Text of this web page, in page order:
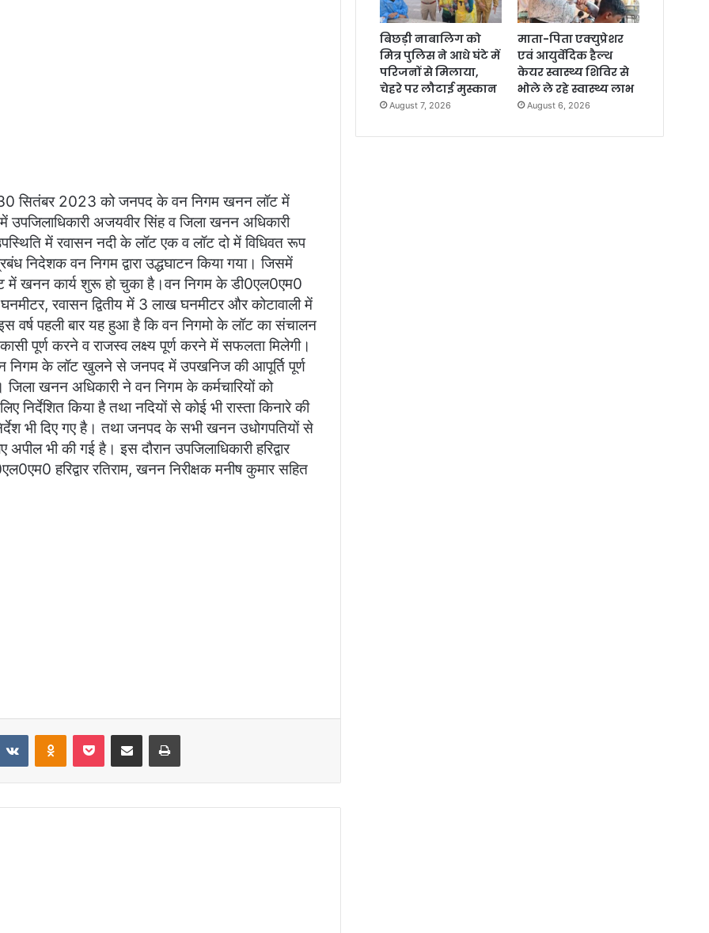
30 सितंबर 2023 को जनपद के वन निगम खनन लॉट में
अजयवीर सिंह व जिला खनन अधिकारी
में रवासन नदी के लॉट एक व लॉट दो में विधिवत रूप
निदेशक वन निगम द्वारा उद्धघाटन किया गया। जिसमें
खनन कार्य शुरू हो चुका है।वन निगम के डी0एल0एम0
रवासन द्वितीय में 3 लाख घनमीटर और कोटावाली में
वर्ष पहली बार यह हुआ है कि वन निगमो के लॉट का संचालन
पूर्ण करने व राजस्व लक्ष्य पूर्ण करने में सफलता मिलेगी।
वन निगम के लॉट खुलने से जनपद में उपखनिज की आपूर्ति पूर्ण
जिला खनन अधिकारी ने वन निगम के कर्मचारियों को
किया है तथा नदियों से कोई भी रास्ता किनारे की
भी दिए गए है। तथा जनपद के सभी खनन उधोगपतियों से
भी की गई है। इस दौरान उपजिलाधिकारी हरिद्वार
हरिद्वार रतिराम, खनन निरीक्षक मनीष कुमार सहित
VKontakteOdnoklassniki
Pocket Share via Email Print
बिछड़ी नाबालिग को
मित्र पुलिस ने आधे घंटे में
परिजनों से मिलाया,
चेहरे पर लौटाई मुस्कान
August 7, 2026
माता-पिता एक्युप्रेशर
एवं आयुर्वेदिक हैल्थ
केयर स्वास्थ्य शिविर से
भोले ले रहे स्वास्थ्य लाभ
August 6, 2026